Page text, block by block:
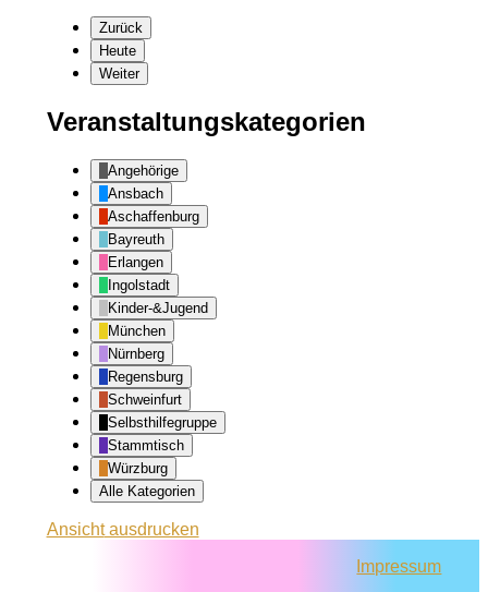
Zurück
Heute
Weiter
Veranstaltungskategorien
Angehörige
Ansbach
Aschaffenburg
Bayreuth
Erlangen
Ingolstadt
Kinder-&Jugend
München
Nürnberg
Regensburg
Schweinfurt
Selbsthilfegruppe
Stammtisch
Würzburg
Alle Kategorien
Ansichtausdrucken
Impressum